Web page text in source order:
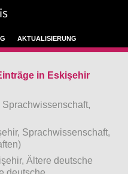
AKTUALISIERUNG
in Eskişehir
Sprachwissenschaft,
Sprachwissenschaft,
Ältere deutsche